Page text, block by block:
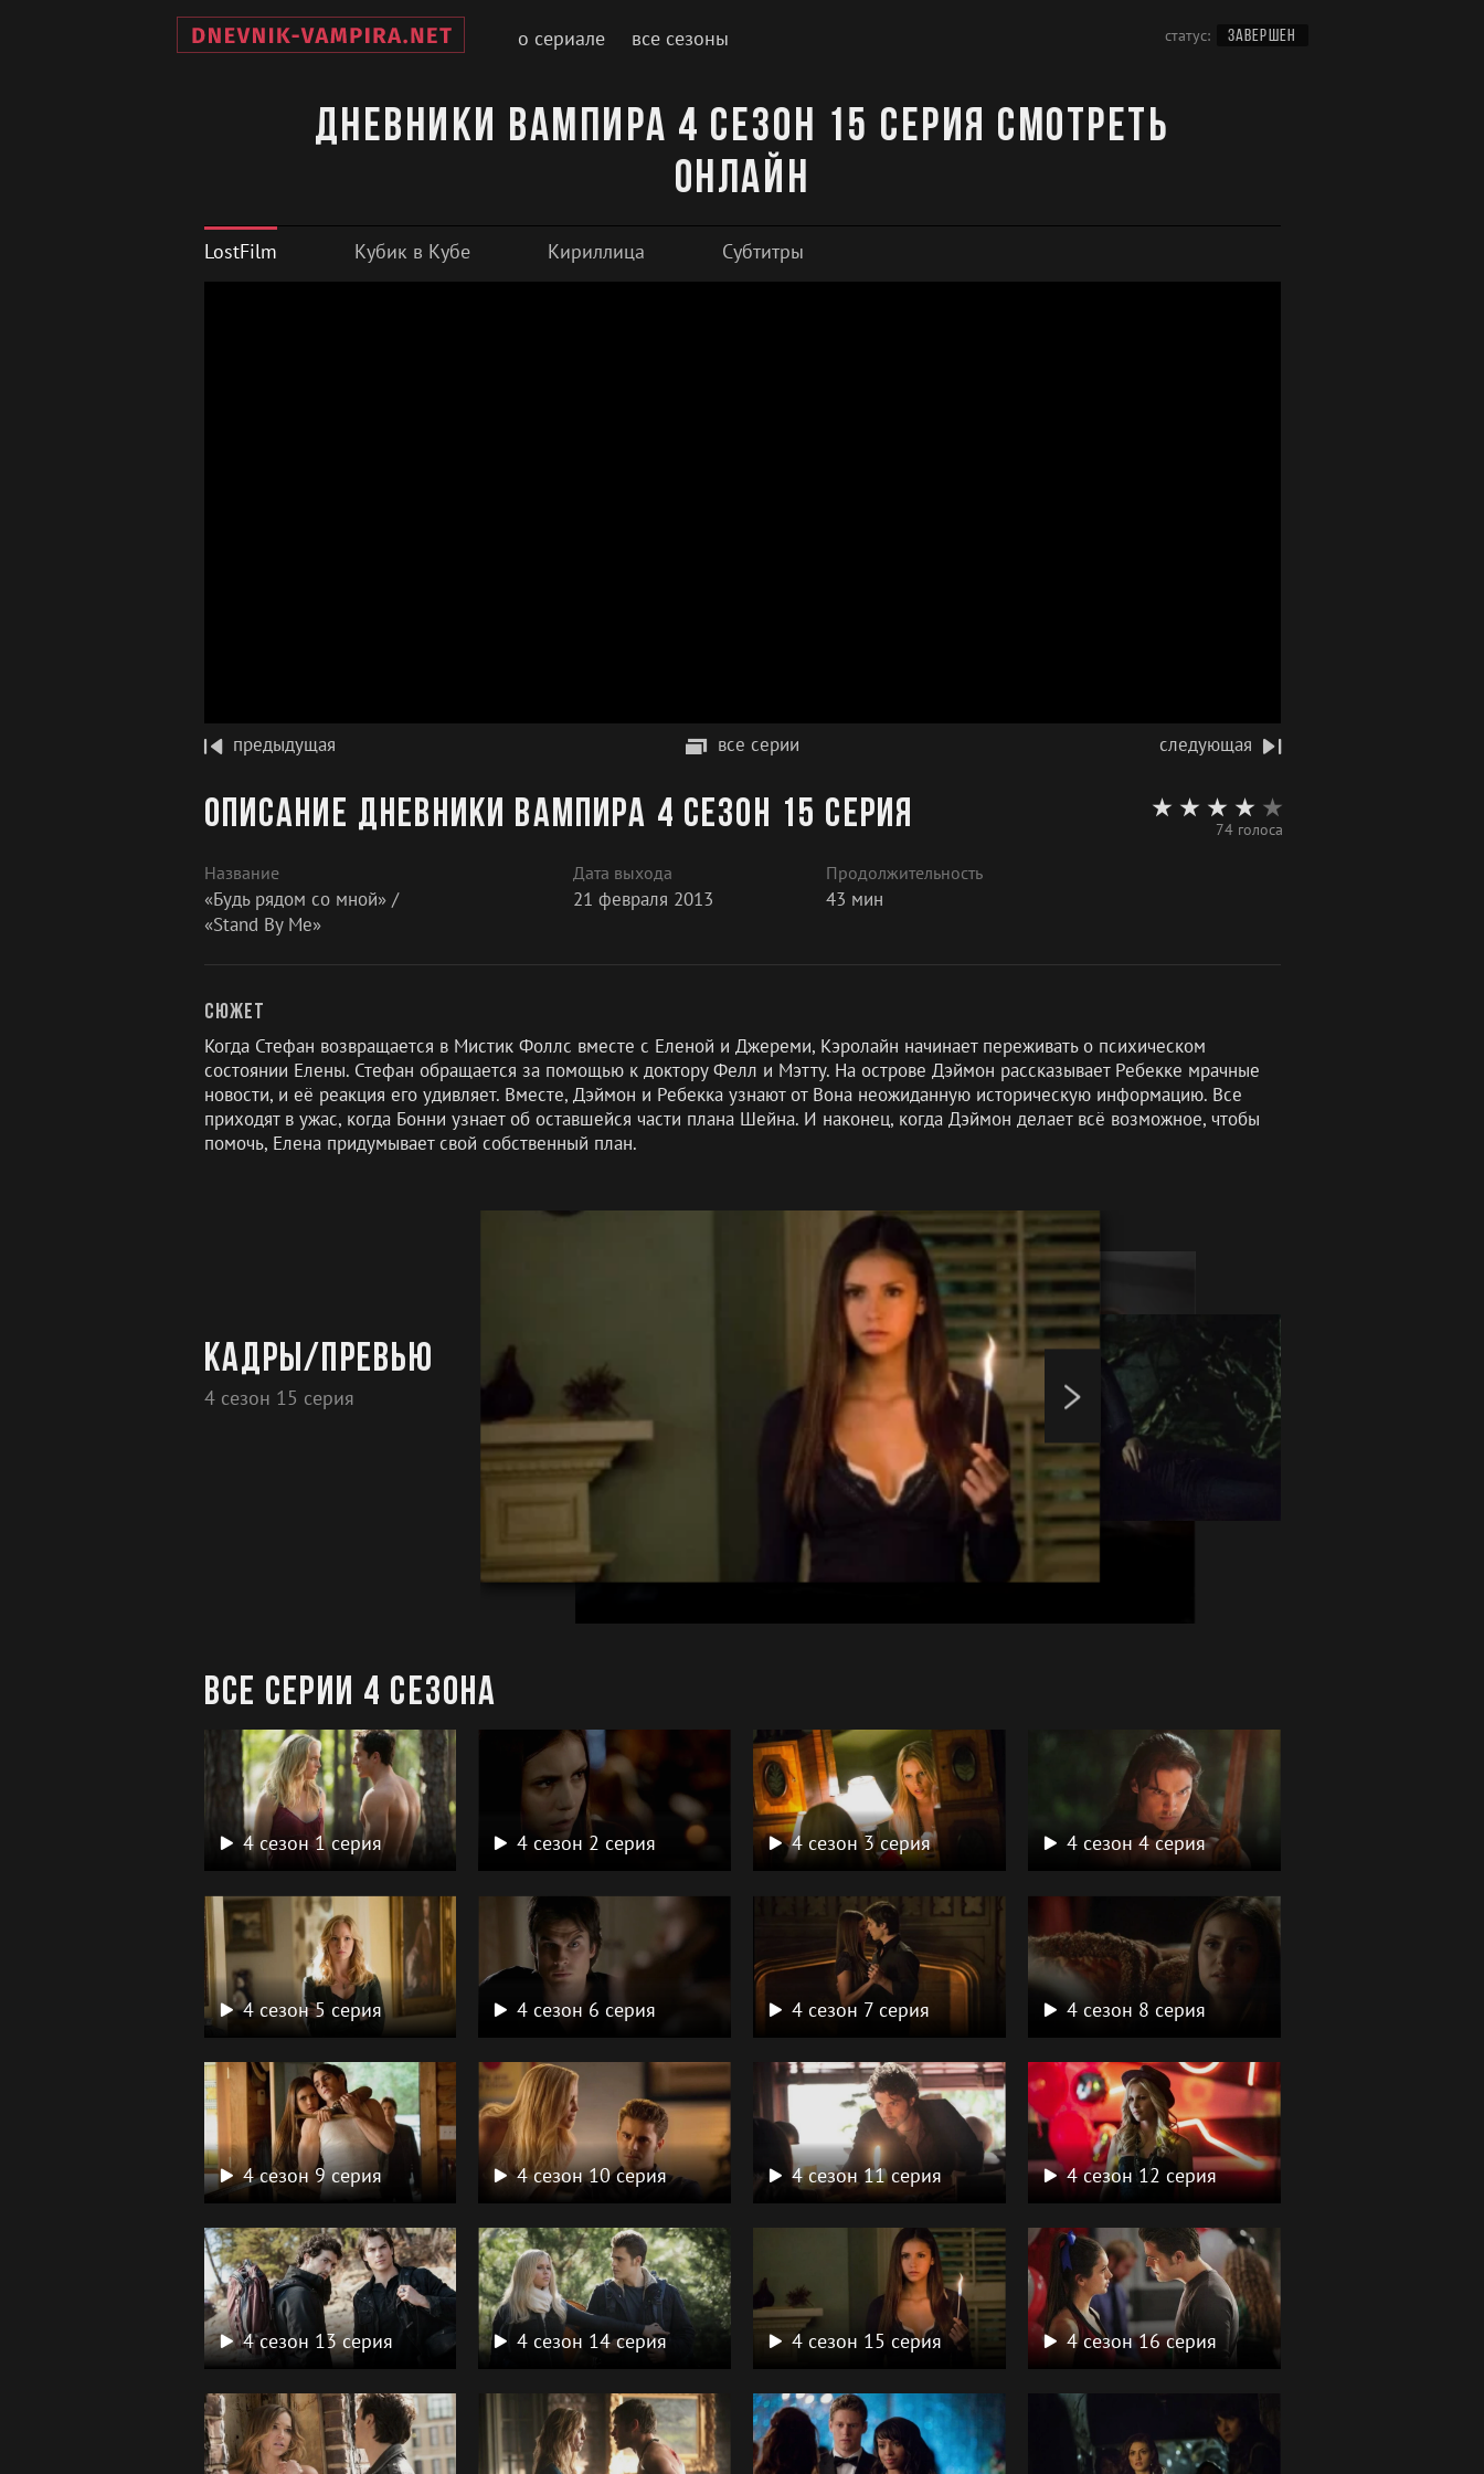
о сериале все сезоны статус: ЗАВЕРШЕН
Дневники вампира 4 сезон 15 серия смотреть
онлайн
LostFilm Кубик в Кубе Кириллица Субтитры
предыдущая все серии следующая
74 голоса
Описание Дневники вампира 4 сезон 15 серия
Название
«Будь рядом со мной» /
«Stand By Me»
Дата выхода
21 февраля 2013
Продолжительность
43 мин
Сюжет
Когда Стефан возвращается в Мистик Фоллс вместе с Еленой и Джереми, Кэролайн начинает переживать о психическом
состоянии Елены. Стефан обращается за помощью к доктору Фелл и Мэтту. На острове Дэймон рассказывает Ребекке мрачные
новости, и её реакция его удивляет. Вместе, Дэймон и Ребекка узнают от Вона неожиданную историческую информацию. Все
приходят в ужас, когда Бонни узнает об оставшейся части плана Шейна. И наконец, когда Дэймон делает всё возможное, чтобы
помочь, Елена придумывает свой собственный план.
Кадры/превью
4 сезон 15 серия
Все серии 4 сезона
4 сезон 1 серия 4 сезон 2 серия 4 сезон 3 серия 4 сезон 4 серия
4 сезон 5 серия 4 сезон 6 серия 4 сезон 7 серия 4 сезон 8 серия
4 сезон 9 серия 4 сезон 10 серия 4 сезон 11 серия 4 сезон 12 серия
4 сезон 13 серия 4 сезон 14 серия 4 сезон 15 серия 4 сезон 16 серия